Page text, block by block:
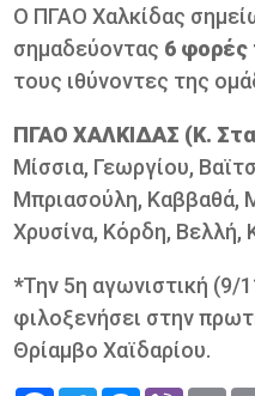
Ο ΠΓΑΟ Χαλκίδας
σημαδεύοντας 6 φορές
τους ιθύνοντες της
ΠΓΑΟ ΧΑΛΚΙΔΑΣ (Κ.
Μίσσια, Γεωργίου,
Μπριασούλη, Καββαθά,
Χρυσίνα, Κόρδη, Βελλή,
*Την 5η αγωνιστική (9/
φιλοξενήσει στην
Θρίαμβο Χαϊδαρίου.